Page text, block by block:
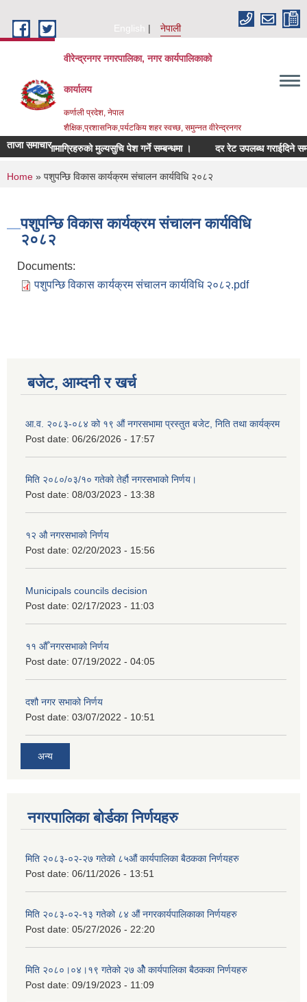
English
नेपाली
वीरेन्द्रनगर नगरपालिका, नगर कार्यपालिकाको
कार्यालय
कर्णाली प्रदेश, नेपाल
शैक्षिक,प्रशासनिक,पर्यटकिय शहर स्वच्छ, समुन्नत वीरेन्द्रनगर
ताजा समाचारसामाग्रिहरुको मुल्यसुचि पेश गर्ने सम्बन्धमा । दर रेट उपलब्ध गराईदिने
You are here
Home » पशुपन्छि विकास कार्यक्रम संचालन कार्यविधि २०८२
पशुपन्छि विकास कार्यक्रम संचालन कार्यविधि
२०८२
Documents:
पशुपन्छि विकास कार्यक्रम संचालन कार्यविधि २०८२.pdf
बजेट, आम्दनी र खर्च
आ.व. २०८३-०८४ को १९ औं नगरसभामा प्रस्तुत बजेट, निति तथा कार्यक्रम
Post date: 06/26/2026 - 17:57
मिति २०८०/०३/१० गतेको तेर्हौ नगरसभाको निर्णय।
Post date: 08/03/2023 - 13:38
१२ औ नगरसभाको निर्णय
Post date: 02/20/2023 - 15:56
Municipals councils decision
Post date: 02/17/2023 - 11:03
११ ‌औँ नगरसभाको निर्णय
Post date: 07/19/2022 - 04:05
दशौ नगर सभाको निर्णय
Post date: 03/07/2022 - 10:51
अन्य
नगरपालिका बोर्डका निर्णयहरु
मिति २०८३-०२-२७ गतेको ८५औं कार्यपालिका बैठकका निर्णयहरु
Post date: 06/11/2026 - 13:51
मिति २०८३-०२-१३ गतेको ८४ औं नगरकार्यपालिकाका निर्णयहरु
Post date: 05/27/2026 - 22:20
मिति २०८०।०४।१९ गतेको २७ ‌‍‌ओेै कार्यपालिका बैठकका निर्णयहरु
Post date: 09/19/2023 - 11:09